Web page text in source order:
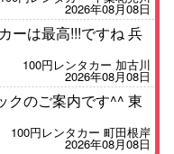
2026年08月08日
ーは最高!!!ですね 兵
100円レンタカー 加古川
2026年08月08日
クのご案内です^^ 東
100円レンタカー 町田根岸
2026年08月08日